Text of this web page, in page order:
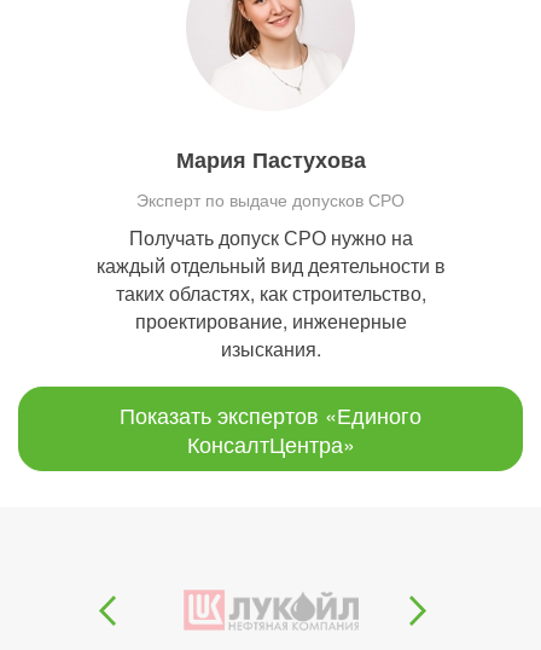
Мария Пастухова
Эксперт по выдаче допусков СРО
Получать допуск СРО нужно на
каждый отдельный вид деятельности в
таких областях, как строительство,
проектирование, инженерные
изыскания.
Показать экспертов «Единого
КонсалтЦентра»